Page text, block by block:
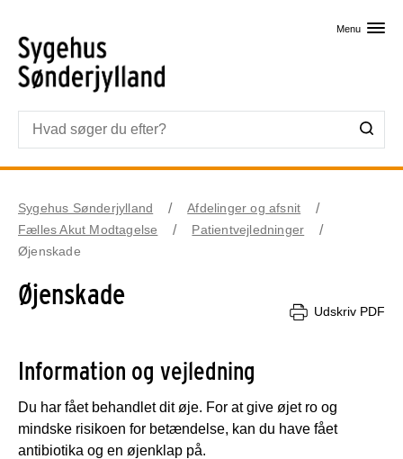
Menu
Sygehus Sønderjylland
Afdelinger og afsnit
Fælles Akut Modtagelse
Patientvejledninger
Øjenskade
Øjenskade
Udskriv PDF
Information og vejledning
Du har fået behandlet dit øje. For at give øjet ro og
mindske risikoen for betændelse, kan du have fået
antibiotika og en øjenklap på.